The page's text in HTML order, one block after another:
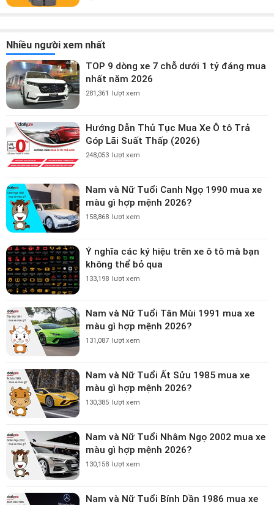
Nhiều người xem nhất
TOP 9 dòng xe 7 chỗ dưới 1 tỷ đáng mua
nhất năm 2026
281,361 lượt xem
Hướng Dẫn Thủ Tục Mua Xe Ô tô Trả
Góp Lãi Suất Thấp (2026)
248,053 lượt xem
Nam và Nữ Tuổi Canh Ngọ 1990 mua xe
màu gì hợp mệnh 2026?
158,868 lượt xem
Ý nghĩa các ký hiệu trên xe ô tô mà bạn
không thể bỏ qua
133,198 lượt xem
Nam và Nữ Tuổi Tân Mùi 1991 mua xe
màu gì hợp mệnh 2026?
131,087 lượt xem
Nam và Nữ Tuổi Ất Sửu 1985 mua xe
màu gì hợp mệnh 2026?
130,385 lượt xem
Nam và Nữ Tuổi Nhâm Ngọ 2002 mua xe
màu gì hợp mệnh 2026?
130,158 lượt xem
Nam và Nữ Tuổi Bính Dần 1986 mua xe